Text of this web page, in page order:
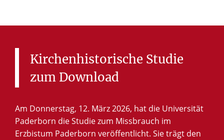
Kirchenhistorische Studie
zum Download
Am Donnerstag, 12. März 2026, hat die Universität
Paderborn die Studie zum Missbrauch im
Erzbistum Paderborn veröffentlicht. Sie trägt den